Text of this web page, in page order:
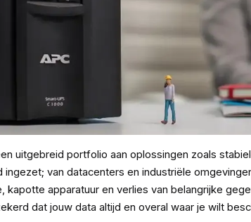
uitgebreid portfolio aan oplossingen zoals
van datacenters en industriële
kapotte apparatuur en verlies van belangrijke
dat jouw data altijd en overal waar je wilt